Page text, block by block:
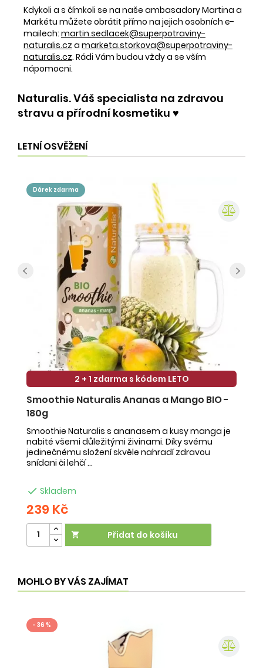
Kdykoli a s čímkoli se na naše ambasadory Martina a
Markétu můžete obrátit přímo na jejich osobních e-
mailech: martin.sedlacek@superpotraviny-
naturalis.cz a marketa.storkova@superpotraviny-
naturalis.cz. Rádi Vám budou vždy a se vším
nápomocni.
Naturalis. Váš specialista na zdravou
stravu a přírodní kosmetiku ♥️
LETNÍ OSVĚŽENÍ
dárek zdarma
2 + 1 zdarma s kódem LETO
Smoothie Naturalis Ananas a Mango BIO -
180g
Smoothie Naturalis s ananasem a kusy manga je
nabité všemi důležitými živinami. Díky svému
jedinečnému složení skvěle nahradí zdravou
snídani či lehčí ...
 Skladem
239 Kč
 Přidat do košíku
MOHLO BY VÁS ZAJÍMAT
- 36 %